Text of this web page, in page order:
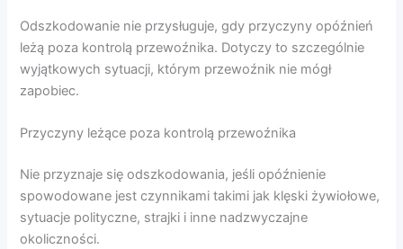
Odszkodowanie nie przysługuje, gdy przyczyny opóźnień
leżą poza kontrolą przewoźnika. Dotyczy to szczególnie
wyjątkowych sytuacji, którym przewoźnik nie mógł
zapobiec.
Przyczyny leżące poza kontrolą przewoźnika
Nie przyznaje się odszkodowania, jeśli opóźnienie
spowodowane jest czynnikami takimi jak klęski żywiołowe,
sytuacje polityczne, strajki i inne nadzwyczajne
okoliczności.